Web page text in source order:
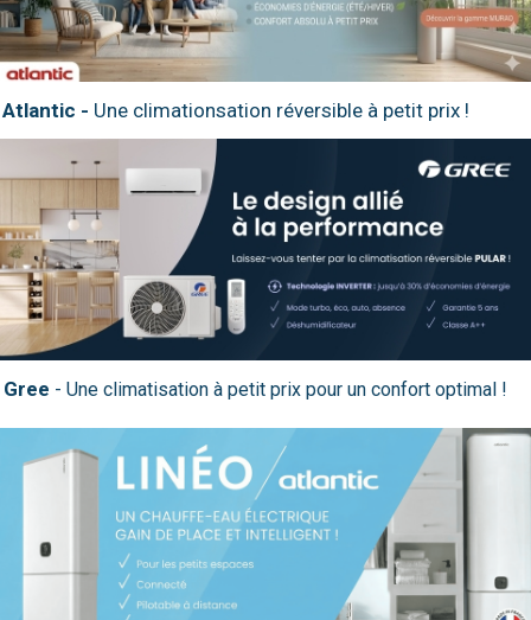
Atlantic - Une climationsation réversible à petit prix !
Gree